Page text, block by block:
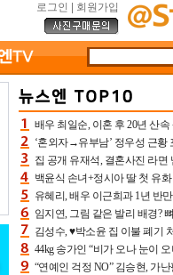
로그인 회원가입